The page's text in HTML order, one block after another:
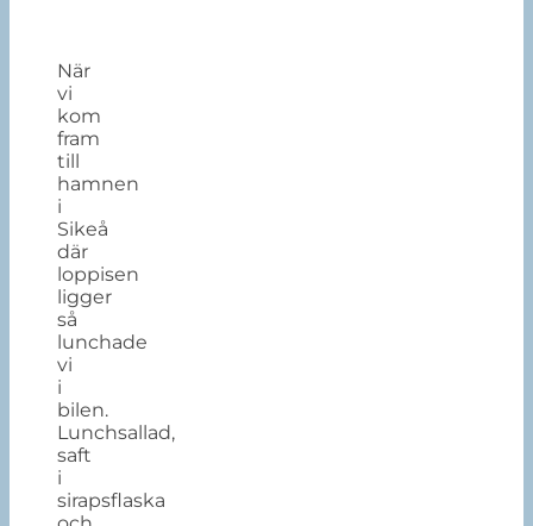
När
vi
kom
fram
till
hamnen
i
Sikeå
där
loppisen
ligger
så
lunchade
vi
i
bilen.
Lunchsallad,
saft
i
sirapsflaska